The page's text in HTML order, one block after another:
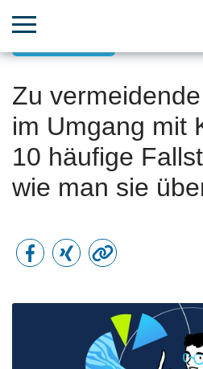
Zu
im Umgang mit
10 häufige
wie man sie